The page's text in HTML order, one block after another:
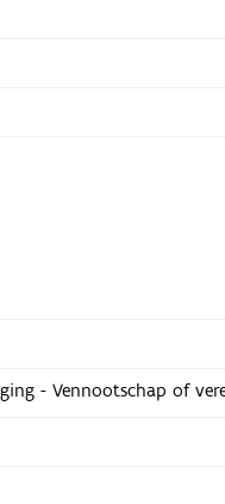
- Vennootschap of